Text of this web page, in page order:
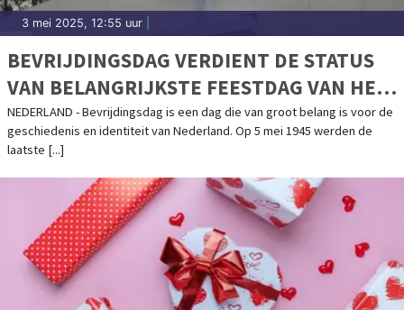
3 mei 2025, 12:55 uur
BEVRIJDINGSDAG VERDIENT DE STATUS
VAN BELANGRIJKSTE FEESTDAG VAN HET
JAAR
NEDERLAND - Bevrijdingsdag is een dag die van groot belang is voor de
geschiedenis en identiteit van Nederland. Op 5 mei 1945 werden de
laatste [...]